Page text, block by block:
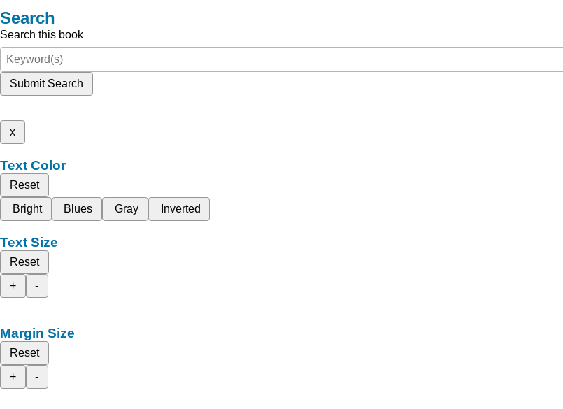
Search
Search this book
Submit Search
x
Text Color
Reset
Bright
Blues Gray Inverted
Text Size
Reset
+
-
Margin Size
Reset
+
-